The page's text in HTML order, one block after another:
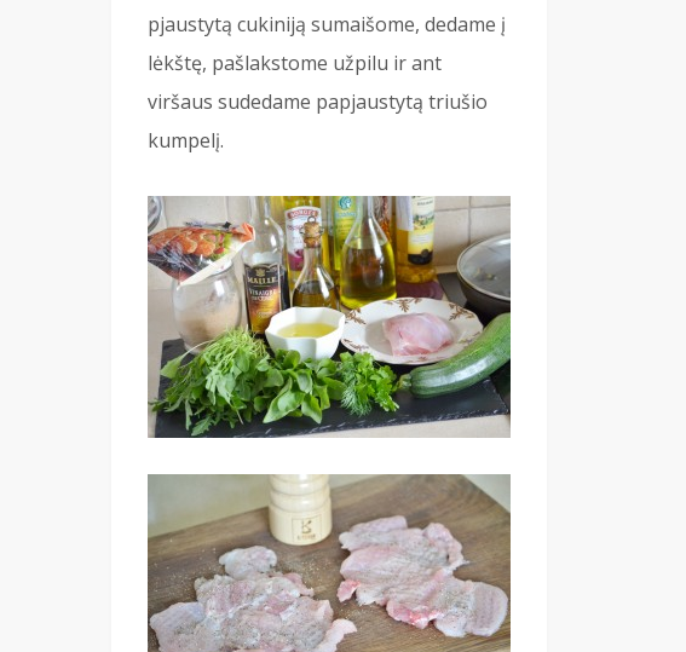
pjaustytą cukiniją sumaišome, dedame į
lėkštę, pašlakstome užpilu ir ant
viršaus sudedame papjaustytą triušio
kumpelį.